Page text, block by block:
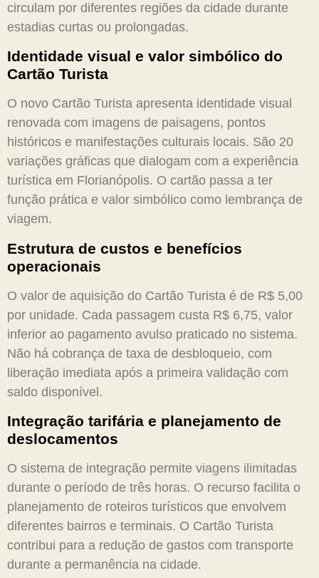
circulam por diferentes regiões da cidade durante
estadias curtas ou prolongadas.
Identidade visual e valor simbólico do
Cartão Turista
O novo Cartão Turista apresenta identidade visual
renovada com imagens de paisagens, pontos
históricos e manifestações culturais locais. São 20
variações gráficas que dialogam com a experiência
turística em Florianópolis. O cartão passa a ter
função prática e valor simbólico como lembrança de
viagem.
Estrutura de custos e benefícios
operacionais
O valor de aquisição do Cartão Turista é de R$ 5,00
por unidade. Cada passagem custa R$ 6,75, valor
inferior ao pagamento avulso praticado no sistema.
Não há cobrança de taxa de desbloqueio, com
liberação imediata após a primeira validação com
saldo disponível.
Integração tarifária e planejamento de
deslocamentos
O sistema de integração permite viagens ilimitadas
durante o período de três horas. O recurso facilita o
planejamento de roteiros turísticos que envolvem
diferentes bairros e terminais. O Cartão Turista
contribui para a redução de gastos com transporte
durante a permanência na cidade.